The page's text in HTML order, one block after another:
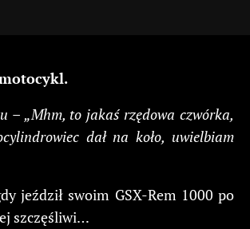
– „Mhm, to jakaś rzędowa czwórka,
dał na koło, uwielbiam
jeździł swoim GSX-Rem 1000 po
szczęśliwi…